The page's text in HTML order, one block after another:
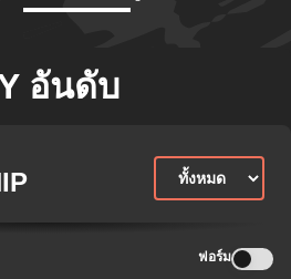
อันดับ
ฟอร์ม